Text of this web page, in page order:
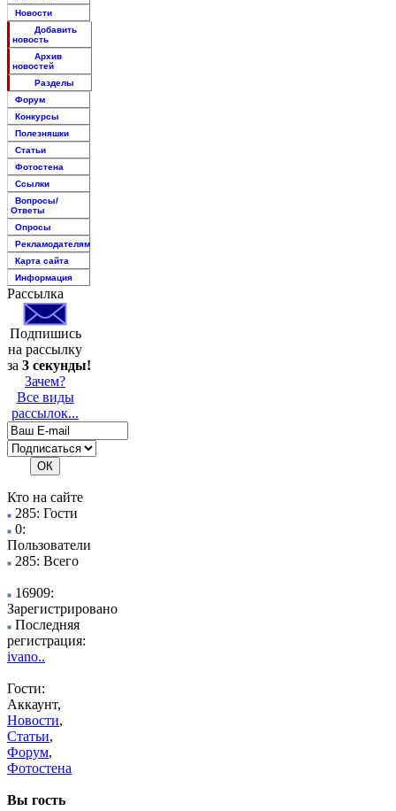
Новости
Добавить
новость
Архив
новостей
Разделы
Форум
Конкурсы
Полезняшки
Статьи
Фотостена
Ссылки
Вопросы/
Ответы
Опросы
Рекламодателям
Карта сайта
Информация
Рассылка
Подпишись
на рассылку
за 3 секунды!
Зачем?
Все виды
рассылок...
Кто на сайте
285: Гости
0:
Пользователи
285: Всего
16909:
Зарегистрировано
Последняя
регистрация:
ivano..
Гости:
Аккаунт,
Новости,
Статьи,
Форум,
Фотостена
Вы гость